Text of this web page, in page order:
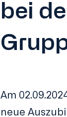
bei
Am
neue